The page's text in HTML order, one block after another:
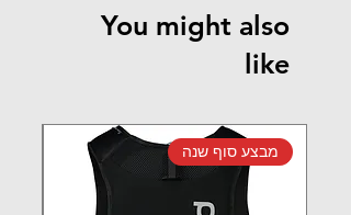
You might also
like
מבצע סוף שנה